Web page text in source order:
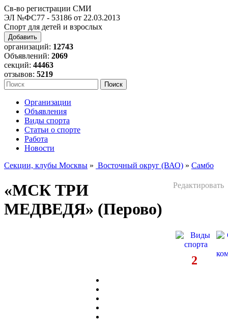
Св-во регистрации СМИ
ЭЛ №ФС77 - 53186 от 22.03.2013
Спорт для детей и взрослых
Добавить
организаций: 12743
Объявлений: 2069
секций: 44463
отзывов: 5219
Организации
Объявления
Виды спорта
Статьи о спорте
Работа
Новости
Секции, клубы Москвы » Восточный округ (ВАО) » Самбо
Редактировать
«МСК ТРИ
МЕДВЕДЯ» (Перово)
2